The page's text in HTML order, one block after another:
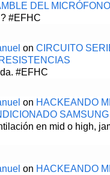
DEL MICRÓFONO
#EFHC
on CIRCUITO
#EFHC
on HACKEANDO
SAMSUNG
en mid o high,
on HACKEANDO